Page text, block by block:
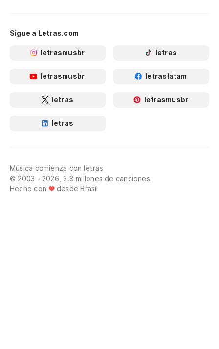
Sigue a Letras.com
letrasmusbr letras
letrasmusbr letraslatam
letras letrasmusbr
letras
Música comienza con letras
© 2003 - 2026, 3.8 millones de canciones
Hecho con
desde Brasil